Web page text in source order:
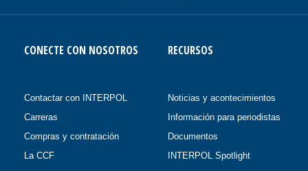
CONECTE CON NOSOTROS
Contactar con INTERPOL
Carreras
Compras y contratación
La CCF
RECURSOS
Noticias y acontecimientos
Información para periodistas
Documentos
INTERPOL Spotlight